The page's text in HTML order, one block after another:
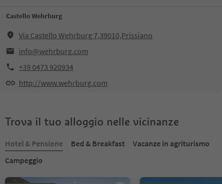
Castello Wehrburg
Via Castello Wehrburg 7,39010,Prissiano
info@wehrburg.com
+39 0473 920934
http://www.wehrburg.com
Trova il tuo alloggio nelle vicinanze
Hotel & Pensione Bed & Breakfast
Vacanze in agriturismo
Campeggio